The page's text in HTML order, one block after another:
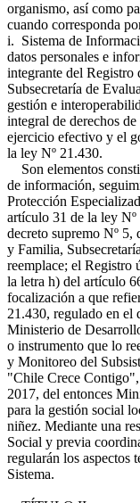
organismo, así como
cuando corresponda
i. Sistema de
datos personales e
integrante del
Subsecretaría de
gestión e
integral de derechos
ejercicio efectivo y el
la ley Nº 21.430.
Son elementos
de información,
Protección
artículo 31 de la ley Nº
decreto supremo Nº
y Familia,
reemplace; el Registro
la letra h) del artículo
focalización a que
21.430, regulado en el
Ministerio de
o instrumento que lo
y Monitoreo del
"Chile Crece Contigo",
2017, del entonces
para la gestión social
niñez. Mediante una
Social y previa
regularán los aspectos
Sistema.